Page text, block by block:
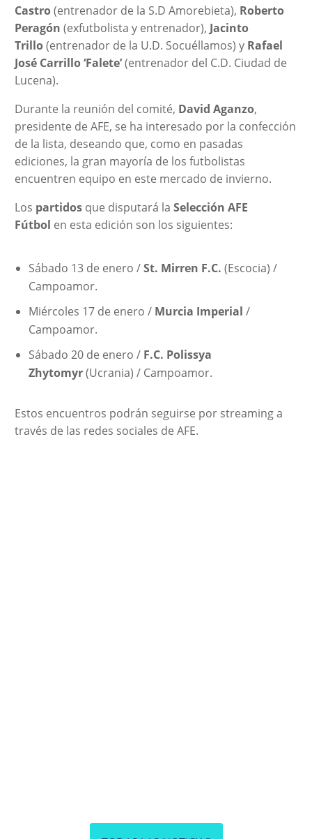
Castro(entrenador de la S.D Amorebieta), Roberto
Peragón (exfutbolista y entrenador), Jacinto
Trillo(entrenador de la U.D. Socuéllamos) y Rafael
José Carrillo ‘Falete’(entrenador del C.D. Ciudad de
Lucena).
Durante la reunión del comité, David Aganzo,
presidente de AFE, se ha interesado por la confección
de la lista, deseando que, como en pasadas
ediciones, la gran mayoría de los futbolistas
encuentren equipo en este mercado de invierno.
Los partidosque disputará la Selección AFE
Fútbol en esta edición son los siguientes:
Sábado 13 de enero /St. Mirren F.C. (Escocia) /
Campoamor.
Miércoles 17 de enero / Murcia Imperial /
Campoamor.
Sábado 20 de enero / F.C. Polissya
Zhytomyr(Ucrania) / Campoamor.
Estos encuentros podrán seguirse por streaming a
través de las redes sociales de AFE.